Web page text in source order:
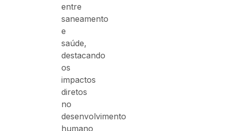
entre
saneamento
e
saúde,
destacando
os
impactos
diretos
no
desenvolvimento
humano